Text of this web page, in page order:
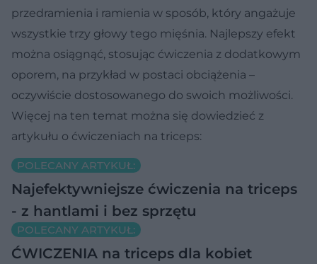
przedramienia i ramienia w sposób, który angażuje
wszystkie trzy głowy tego mięśnia. Najlepszy efekt
można osiągnąć, stosując ćwiczenia z dodatkowym
oporem, na przykład w postaci obciążenia –
oczywiście dostosowanego do swoich możliwości.
Więcej na ten temat można się dowiedzieć z
artykułu o ćwiczeniach na triceps:
POLECANY ARTYKUŁ:
Najefektywniejsze ćwiczenia na triceps
- z hantlami i bez sprzętu
POLECANY ARTYKUŁ:
ĆWICZENIA na triceps dla kobiet